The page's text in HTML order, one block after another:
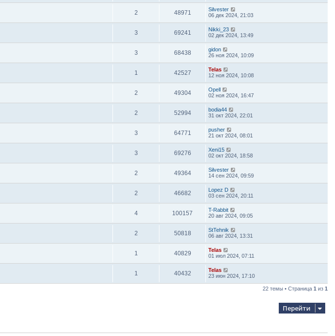
2 48971
Silvester
06 дек 2024, 21:03
3 69241
Nikki_23
02 дек 2024, 13:49
3 68438
gidon
26 ноя 2024, 10:09
1 42527
Telas
12 ноя 2024, 10:08
2 49304
Opell
02 ноя 2024, 16:47
2 52994
bodia44
31 окт 2024, 22:01
3 64771
pusher
21 окт 2024, 08:01
3 69276
Xeni15
02 окт 2024, 18:58
2 49364
Silvester
14 сен 2024, 09:59
2 46682
Lopez D
03 сен 2024, 20:11
4 100157
T-Rabbit
20 авг 2024, 09:05
2 50818
StTehnik
06 авг 2024, 13:31
1 40829
Telas
01 июл 2024, 07:11
1 40432
Telas
23 июн 2024, 17:10
22 темы • Страница 1 из 1
Перейти